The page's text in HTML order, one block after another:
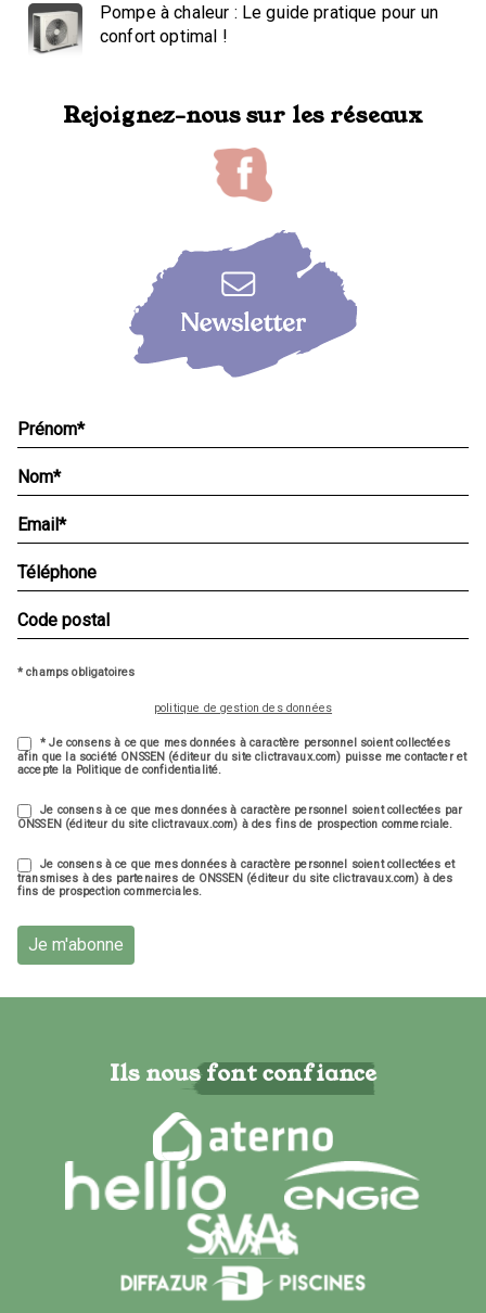
Pompe à chaleur : Le guide pratique pour un
confort optimal !
Rejoignez-nous sur les réseaux
* champs obligatoires
politique de gestion des données
* Je consens à ce que mes données à caractère personnel soient collectées
afin que la société ONSSEN (éditeur du site clictravaux.com) puisse me contacter et
accepte la Politique de confidentialité.
Je consens à ce que mes données à caractère personnel soient collectées par
ONSSEN (éditeur du site clictravaux.com) à des fins de prospection commerciale.
Je consens à ce que mes données à caractère personnel soient collectées et
transmises à des partenaires de ONSSEN (éditeur du site clictravaux.com) à des
fins de prospection commerciales.
Je m'abonne
Ils nous font confiance